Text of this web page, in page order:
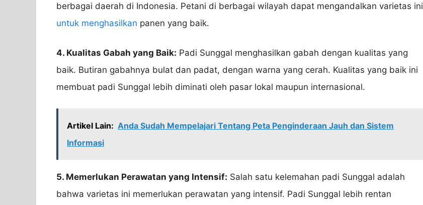
berbagai daerah di Indonesia. Petani di berbagai wilayah dapat mengandalkan varietas ini
untuk menghasilkan panen yang baik.
4. Kualitas Gabah yang Baik: Padi Sunggal menghasilkan gabah dengan kualitas yang
baik. Butiran gabahnya bulat dan padat, dengan warna yang cerah. Kualitas yang baik ini
membuat padi Sunggal lebih diminati oleh pasar lokal maupun internasional.
Artikel Lain: Anda Sudah Mempelajari Tentang Peta Penginderaan Jauh dan Sistem
Informasi
5. Memerlukan Perawatan yang Intensif: Salah satu kelemahan padi Sunggal adalah
bahwa varietas ini memerlukan perawatan yang intensif. Padi Sunggal lebih rentan